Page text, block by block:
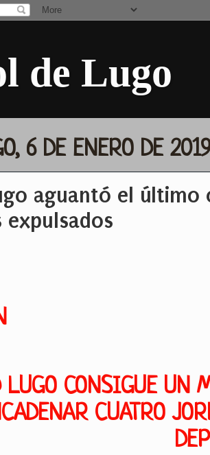
de Lugo
6 DE ENERO DE 2019
aguantó el
expulsados
LUGO CONSIGUE UN
CUATRO